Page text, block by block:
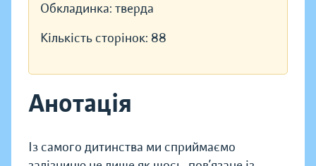
Обкладинка: тверда
Кількість сторінок: 88
Анотація
Із самого дитинства ми сприймаємо